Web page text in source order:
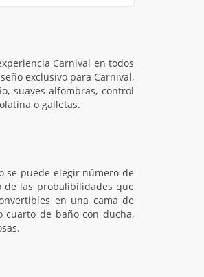
Carnival en todos
exclusivo para Carnival,
suaves alfombras, control
o galletas.
se puede elegir número de
las probalibilidades que
en una cama de
cuarto de baño con ducha,